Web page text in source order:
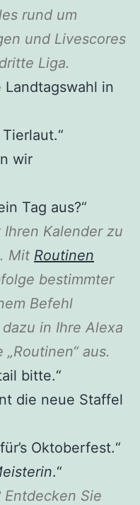
rund um
und Livescores
Liga.
Landtagswahl in
wir
Tag aus?“
Kalender zu
Mit Routinen
bestimmter
Befehl
in Ihre Alexa
aus.
bitte.“
die neue Staffel
Oktoberfest.“
.“
Entdecken Sie